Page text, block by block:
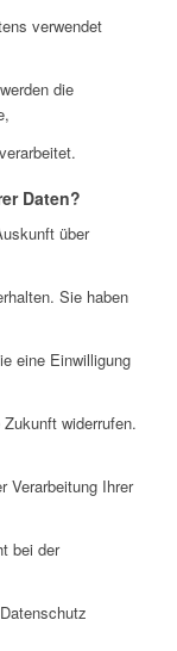
verwendet
die
Daten?
über
Sie haben
eine Einwilligung
widerrufen.
Verarbeitung Ihrer
bei der